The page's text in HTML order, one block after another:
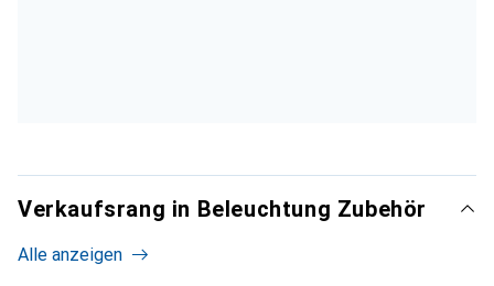
Verkaufsrang in Beleuchtung Zubehör
Alle anzeigen